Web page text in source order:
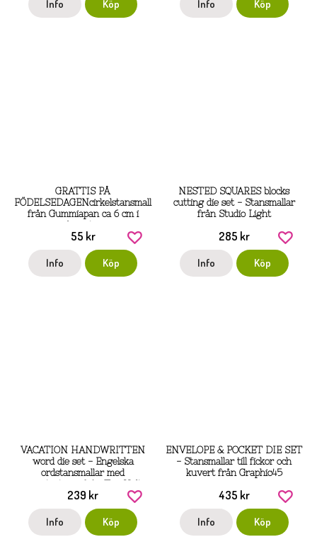
Info Köp Info Köp
GRATTIS PÅ
FÖDELSEDAGENcirkelstansmall
från Gummiapan ca 6 cm i
diameter
55 kr
Info Köp
NESTED SQUARES blocks
cutting die set - Stansmallar
från Studio Light
285 kr
Info Köp
VACATION HANDWRITTEN
word die set - Engelska
ordstansmallar med
semestertema från Tim Holtz
Sizzix
239 kr
Info Köp
ENVELOPE & POCKET DIE SET
- Stansmallar till fickor och
kuvert från Graphic45
435 kr
Info Köp